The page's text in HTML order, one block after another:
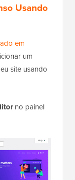
Usando
em
um
site usando
no painel